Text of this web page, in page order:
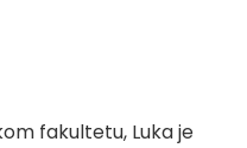
fakultetu, Luka je